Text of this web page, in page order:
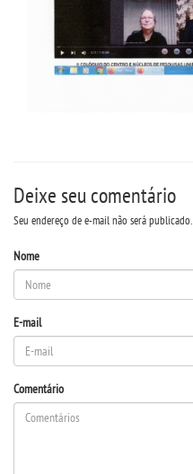
Deixe seu comentário
Seu endereço de e-mail não será publicado.
Nome
E-mail
Comentário